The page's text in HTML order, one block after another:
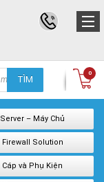
0
TÌM
Server – Máy Chủ
Firewall Solution
Cáp và Phụ Kiện